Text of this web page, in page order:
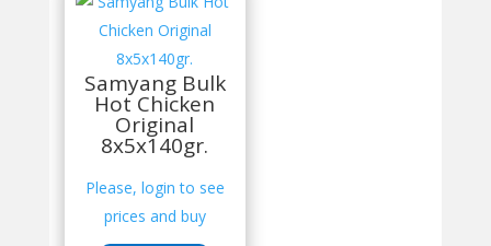
Samyang Bulk
Hot Chicken
Original
8x5x140gr.
Please, login to see
prices and buy